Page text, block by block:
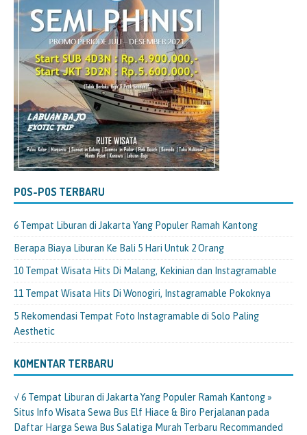
POS-POS TERBARU
6 Tempat Liburan di Jakarta Yang Populer Ramah Kantong
Berapa Biaya Liburan Ke Bali 5 Hari Untuk 2 Orang
10 Tempat Wisata Hits Di Malang, Kekinian dan Instagramable
11 Tempat Wisata Hits Di Wonogiri, Instagramable Pokoknya
5 Rekomendasi Tempat Foto Instagramable di Solo Paling
Aesthetic
KOMENTAR TERBARU
√ 6 Tempat Liburan di Jakarta Yang Populer Ramah Kantong »
Situs Info Wisata Sewa Bus Elf Hiace & Biro Perjalanan pada
Daftar Harga Sewa Bus Salatiga Murah Terbaru Recommanded